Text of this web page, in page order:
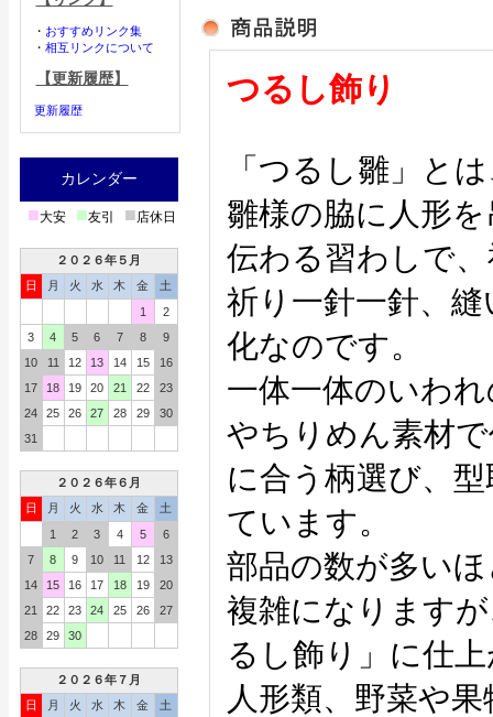
・ おすすめリンク集
・ 相互リンクについて
【更新履歴】
更新履歴
カレンダー
■大安 ■友引 ■店休日
２０２６年５月
日
月 火 水 木 金
土
1
2
3
4 5 6 7 8
9
10
11 12 13 14 15
16
17
18 19 20 21 22
23
24
25 26 27 28 29
30
31
２０２６年６月
日
月 火 水 木 金
土
1
2 3 4 5
6
7
8 9 10 11 12
13
14
15 16 17 18 19
20
21
22 23 24 25 26
27
28
29 30
２０２６年７月
日
月 火 水 木 金
土
つるし飾り
「つるし雛」と
雛様の脇に人形
伝わる習わしで
祈り一針一針、
化なのです。
一体一体のいわ
やちりめん素材
に合う柄選び、
ています。
部品の数が多い
複雑になります
るし飾り」に仕
人形類、野菜や